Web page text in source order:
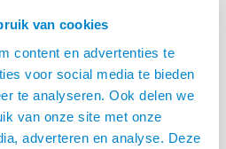
van cookies
content en advertenties te
voor social media te bieden
te analyseren. Ook delen we
van onze site met onze
adverteren en analyse. Deze
voor een betere spijsvertering